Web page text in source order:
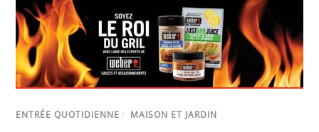
ENTRÉE QUOTIDIENNE / MAISON ET JARDIN